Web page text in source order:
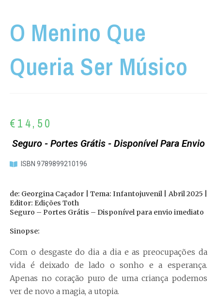
O Menino Que
Queria Ser Músico
€14,50
Seguro - Portes Grátis - Disponível Para Envio
ISBN 9789899210196
de: Georgina Caçador | Tema: Infantojuvenil | Abril 2025 |
Editor: Edições Toth
Seguro – Portes Grátis – Disponível para envio imediato
Sinopse:
Com o desgaste do dia a dia e as preocupações da
vida é deixado de lado o sonho e a esperança.
Apenas no coração puro de uma criança podemos
ver de novo a magia, a utopia.